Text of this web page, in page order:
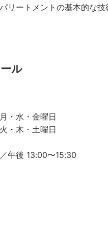
リートメントの基本的な技
ル
・水・金曜日
・木・土曜日
午後 13:00〜15:30